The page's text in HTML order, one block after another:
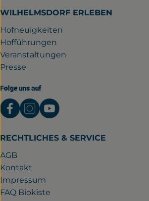
WILHELMSDORF ERLEBEN
Hofneuigkeiten
Hofführungen
Veranstaltungen
Presse
Folge uns auf
Externer Link zu https://
Externer Link zu https://
Externer Link zu
RECHTLICHES & SERVICE
AGB
Kontakt
Impressum
FAQ Biokiste